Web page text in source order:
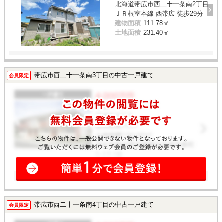
北海道帯広市西二十一条南2丁目
ＪＲ根室本線 西帯広 徒歩29分
建物面積 111.78㎡
土地面積 231.40㎡
会員限定 帯広市西二十一条南3丁目の中古一戸建て
会員限定 帯広市西二十一条南4丁目の中古一戸建て